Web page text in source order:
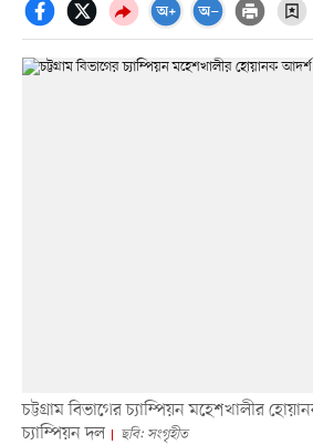
চট্টগ্রাম বিভাগের চ্যাম্পিয়ন মহেশখালীর
চ্যাম্পিয়ন দল
ছবি: সংগৃহীত